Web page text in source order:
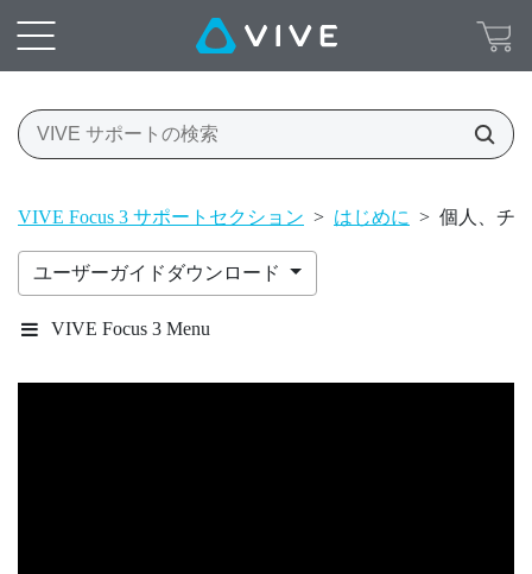
VIVE Focus 3 サポートセクション > はじめに > 個人、チ
ユーザーガイドダウンロード
VIVE Focus 3 Menu